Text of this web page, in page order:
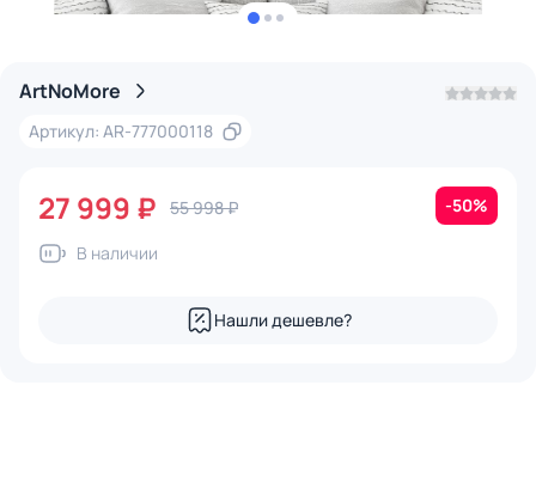
ArtNoMore
Артикул: AR-777000118
27 999 ₽ 55 998 ₽ -50%
В наличии
Нашли дешевле?